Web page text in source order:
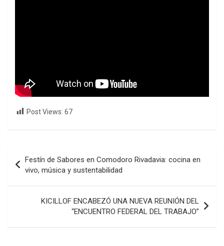
Post Views: 67
de
entradas
Festín de Sabores en Comodoro Rivadavia: cocina en
vivo, música y sustentabilidad
KICILLOF ENCABEZÓ UNA NUEVA REUNIÓN DEL
“ENCUENTRO FEDERAL DEL TRABAJO”